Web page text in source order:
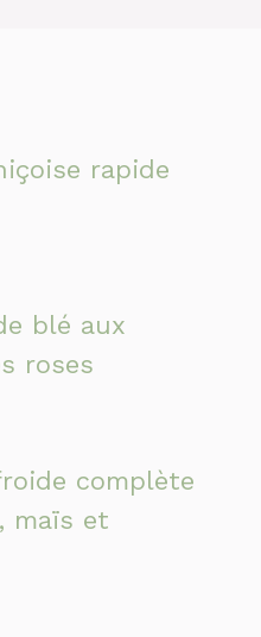
rapide
blé aux
roses
complète
maïs et